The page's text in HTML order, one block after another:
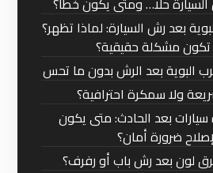
بعد رش السيارة: لماذا تظهر؟
مشكلة حقيقية؟
البوية بعد الرش بدون ما تحس
ولا سمكرة احترافية؟
بعد الحادث: متى يكون
ضرورة أمان؟
لون بعد رش باب أو رفرف؟